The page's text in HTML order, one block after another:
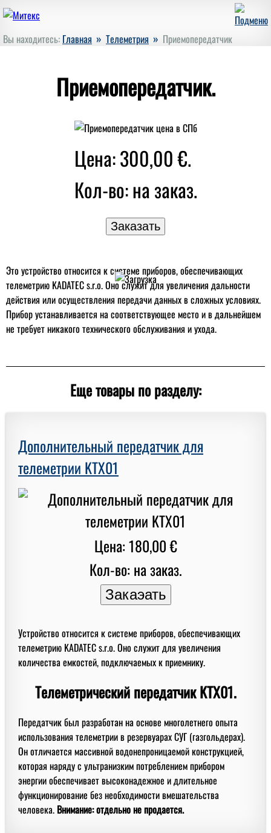
Вы находитесь: Главная » Телеметрия » Приемопередатчик
Приемопередатчик.
Цена: 300,00 €.
Кол-во:на заказ.
Это устройство относится к системе приборов, обеспечивающих
телеметрию KADATEC s.r.o. Оно служит для увеличения дальности
действия или осуществления передачи данных в сложных условиях.
Прибор устанавливается на соответствующее место и в дальнейшем
не требует никакого технического обслуживания и ухода.
Еще товары по разделу:
Дополнительный передатчик для
телеметрии KTX01
Цена: 180,00 €
Кол-во: на заказ.
Устройство относится к системе приборов, обеспечивающих
телеметрию KADATEC s.r.o. Оно служит для увеличения
количества емкостей, подключаемых к приемнику.
Телеметрический передатчик KTX01.
Передатчик был разработан на основе многолетнего опыта
использования телеметрии в резервуарах СУГ (газгольдерах).
Он отличается массивной водонепроницаемой конструкцией,
которая наряду с ультранизким потреблением прибором
энергии обеспечивает высоконадежное и длительное
функционирование без необходимости вмешательства
человека. Внимание: отдельно не продается.